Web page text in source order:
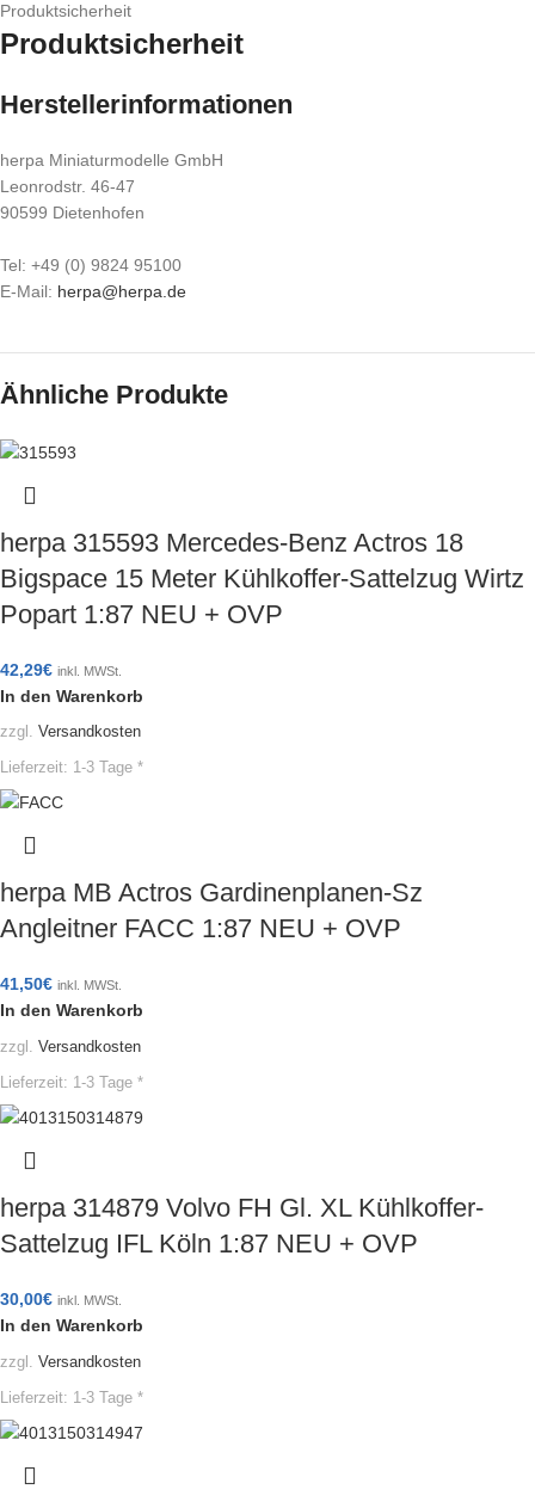
Produktsicherheit
Produktsicherheit
Herstellerinformationen
herpa Miniaturmodelle GmbH
Leonrodstr. 46-47
90599 Dietenhofen
Tel: +49 (0) 9824 95100
E-Mail: herpa@herpa.de
Ähnliche Produkte
herpa 315593 Mercedes-Benz Actros 18
Bigspace 15 Meter Kühlkoffer-Sattelzug Wirtz
Popart 1:87 NEU + OVP
42,29€ inkl. MWSt.
In den Warenkorb
zzgl. Versandkosten
Lieferzeit: 1-3 Tage *
herpa MB Actros Gardinenplanen-Sz
Angleitner FACC 1:87 NEU + OVP
41,50€ inkl. MWSt.
In den Warenkorb
zzgl. Versandkosten
Lieferzeit: 1-3 Tage *
herpa 314879 Volvo FH Gl. XL Kühlkoffer-
Sattelzug IFL Köln 1:87 NEU + OVP
30,00€ inkl. MWSt.
In den Warenkorb
zzgl. Versandkosten
Lieferzeit: 1-3 Tage *